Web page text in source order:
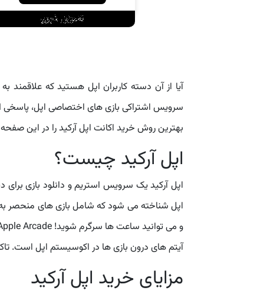
آیا از آن دسته کاربران اپل هستید که علاقمند
بهترین روش خرید اکانت اپل آرکید را در این
اپل آرکید چیست؟
اپل آرکید یک سرویس استریم و دانلود بازی
اپل شناخته می شود که شامل بازی های منحصر به
آیتم های درون بازی ها در اکوسیستم اپل است. تاکنون بیش از 250 بازی اختصاصی از شرکت های مطرح دنیا
مزایای خرید اپل آرکید